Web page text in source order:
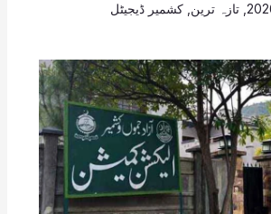
, تازہ ترین کشمیر ڈیجیٹل